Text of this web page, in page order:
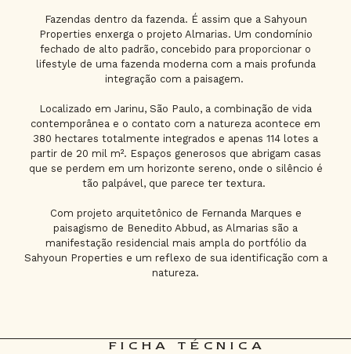
Fazendas dentro da fazenda. É assim que a Sahyoun
Properties enxerga o projeto Almarias. Um condomínio
fechado de alto padrão, concebido para proporcionar o
lifestyle de uma fazenda moderna com a mais profunda
integração com a paisagem.
Localizado em Jarinu, São Paulo, a combinação de vida
contemporânea e o contato com a natureza acontece em
380 hectares totalmente integrados e apenas 114 lotes a
partir de 20 mil m². Espaços generosos que abrigam casas
que se perdem em um horizonte sereno, onde o silêncio é
tão palpável, que parece ter textura.
Com projeto arquitetônico de Fernanda Marques e
paisagismo de Benedito Abbud, as Almarias são a
manifestação residencial mais ampla do portfólio da
Sahyoun Properties e um reflexo de sua identificação com a
natureza.
FICHA TÉCNICA